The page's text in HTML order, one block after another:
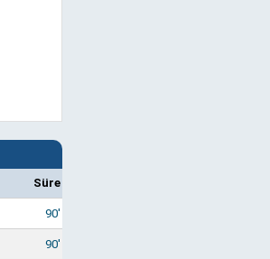
Süre
90'
90'